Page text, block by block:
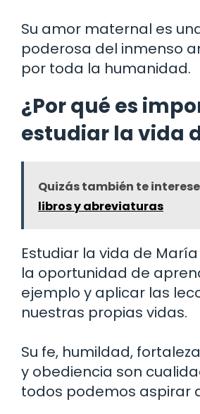
Su amor maternal es
poderosa del inmenso
por toda la humanidad.
¿Por qué es
estudiar la vida
Quizás también te
libros y abreviaturas
Estudiar la vida de
la oportunidad de
ejemplo y aplicar las
nuestras propias vidas.
Su fe, humildad,
y obediencia son
todos podemos aspirar